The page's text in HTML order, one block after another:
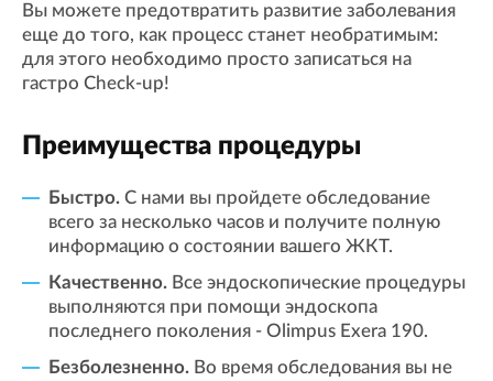
Вы можете предотвратить развитие заболевания
еще до того, как процесс станет необратимым:
для этого необходимо просто записаться на
гастро Check-up!
Преимущества процедуры
Быстро. С нами вы пройдете обследование
всего за несколько часов и получите полную
информацию о состоянии вашего ЖКТ.
Качественно. Все эндоскопические процедуры
выполняются при помощи эндоскопа
последнего поколения - Olimpus Еxera 190.
Безболезненно. Во время обследования вы не